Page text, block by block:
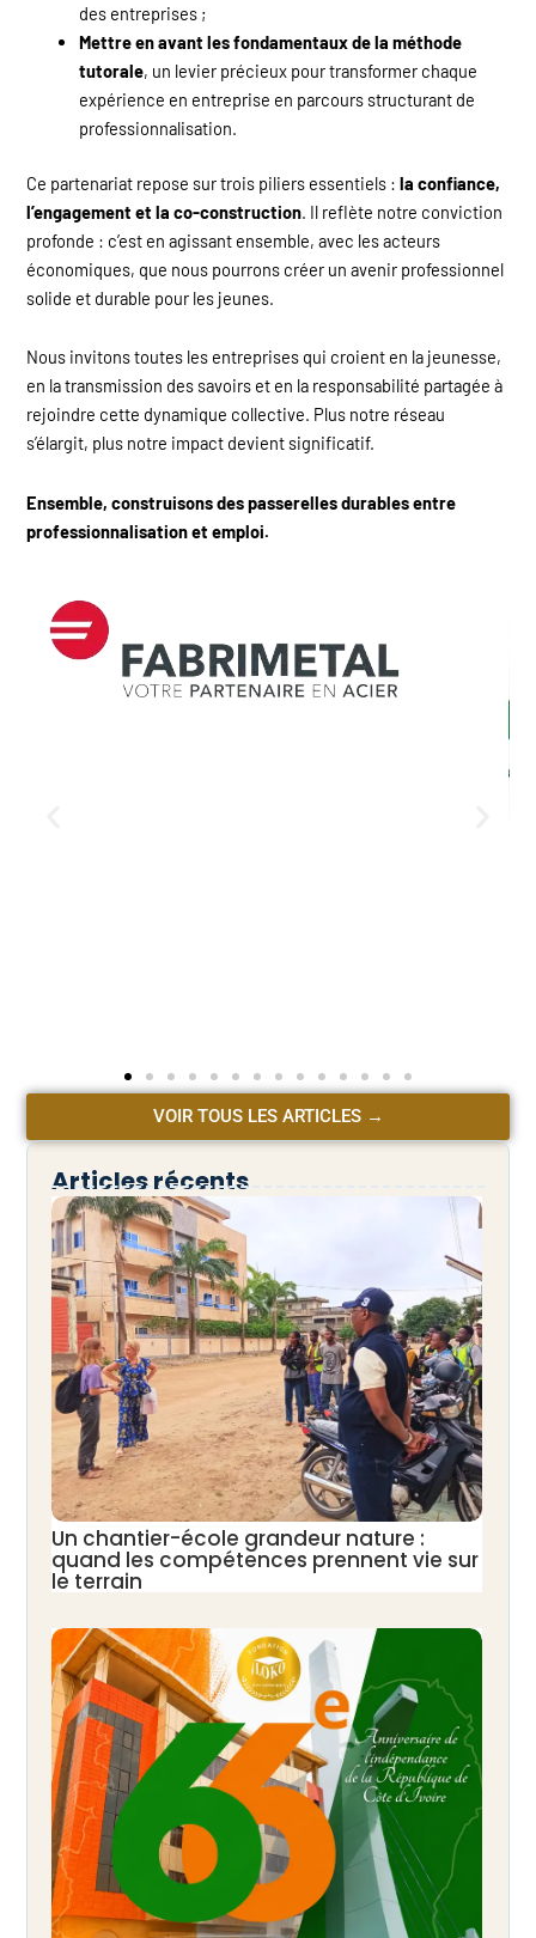
des entreprises ;
Mettre en avant les fondamentaux de la méthode
tutorale, un levier précieux pour transformer chaque
expérience en entreprise en parcours structurant de
professionnalisation.
Ce partenariat repose sur trois piliers essentiels :la confiance,
l’engagement et la co-construction. Il reflète notre conviction
profonde : c’est en agissant ensemble, avec les acteurs
économiques, que nous pourrons créer un avenir professionnel
solide et durable pour les jeunes.
Nous invitons toutes les entreprises qui croient en la jeunesse,
en la transmission des savoirs et en la responsabilité partagée à
rejoindre cette dynamique collective. Plus notre réseau
s’élargit, plus notre impact devient significatif.
Ensemble, construisons des passerelles durables entre
professionnalisation et emploi.
VOIR TOUS LES ARTICLES →
Articles récents
Un chantier-école grandeur nature :
quand les compétences prennent vie sur
le terrain